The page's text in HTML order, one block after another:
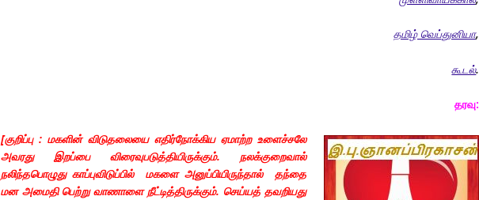
தமிழ் வெப்துனியா,
கூடல்.
தரவு:
[குறிப்பு : மகளின் விடுதலையை எதிர்நோக்கிய ஏமாற்ற உளைச்சலே
அவரது இறப்பை விரைவுபடுத்தியிருக்கும். நலக்குறைவால்
நலிந்தபொழுது காப்புவிடுப்பில் மகளை அனுப்பியிருந்தால் தந்தை
மன அமைதி பெற்று வாணாளை நீட்டித்திருக்கும். செய்யத் தவறியது